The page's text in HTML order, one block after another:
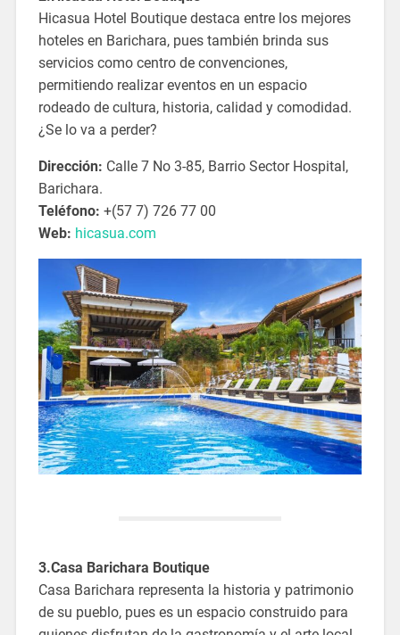
Hicasua Hotel Boutique destaca entre los mejores
hoteles en Barichara, pues también brinda sus
servicios como centro de convenciones,
permitiendo realizar eventos en un espacio
rodeado de cultura, historia, calidad y comodidad.
¿Se lo va a perder?
Dirección: Calle 7 No 3-85, Barrio Sector Hospital,
Barichara.
Teléfono: +(57 7) 726 77 00
Web: hicasua.com
3.Casa Barichara Boutique
Casa Barichara representa la historia y patrimonio
de su pueblo, pues es un espacio construido para